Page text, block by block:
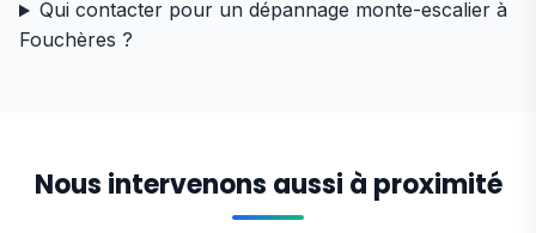
Qui contacter pour un dépannage monte-escalier à
Fouchères ?
Nous intervenons aussi à proximité